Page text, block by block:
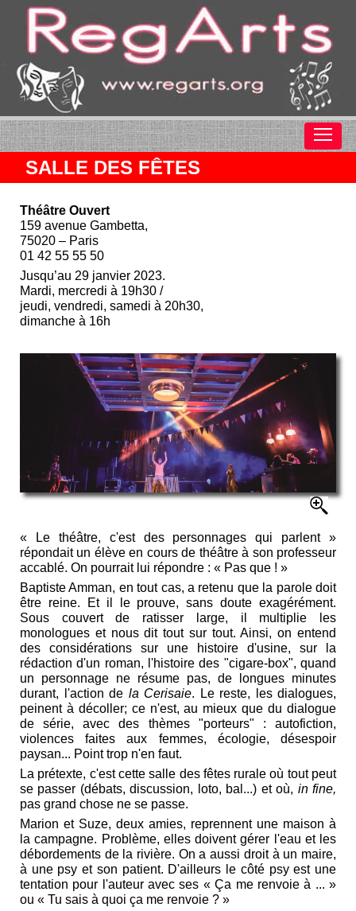
SALLE DES FÊTES
Théâtre Ouvert
159 avenue Gambetta,
75020 – Paris
01 42 55 55 50
Jusqu’au 29 janvier 2023.
Mardi, mercredi à 19h30 /
jeudi, vendredi, samedi à 20h30,
dimanche à 16h
« Le théâtre, c'est des personnages qui parlent »
répondait un élève en cours de théâtre à son professeur
accablé. On pourrait lui répondre : « Pas que ! »
Baptiste Amman, en tout cas, a retenu que la parole doit
être reine. Et il le prouve, sans doute exagérément.
Sous couvert de ratisser large, il multiplie les
monologues et nous dit tout sur tout. Ainsi, on entend
des considérations sur une histoire d'usine, sur la
rédaction d'un roman, l'histoire des "cigare-box", quand
un personnage ne résume pas, de longues minutes
durant, l'action de la Cerisaie. Le reste, les dialogues,
peinent à décoller; ce n'est, au mieux que du dialogue
de série, avec des thèmes "porteurs" : autofiction,
violences faites aux femmes, écologie, désespoir
paysan... Point trop n'en faut.
La prétexte, c'est cette salle des fêtes rurale où tout peut
se passer (débats, discussion, loto, bal...) et où, in fine,
pas grand chose ne se passe.
Marion et Suze, deux amies, reprennent une maison à
la campagne. Problème, elles doivent gérer l'eau et les
débordements de la rivière. On a aussi droit à un maire,
à une psy et son patient. D'ailleurs le côté psy est une
tentation pour l'auteur avec ses « Ça me renvoie à ... »
ou « Tu sais à quoi ça me renvoie ? »